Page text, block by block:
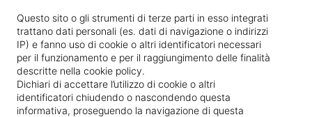
Specializzata inMassaggi del
benessere
Vedi le informazioni di irene
Questo sito o gli strumenti di terze parti in esso integrati
trattano dati personali (es. dati di navigazione o indirizzi
IP) e fanno uso di cookie o altri identificatori necessari
per il funzionamento e per il raggiungimento delle finalità
descritte nella cookie policy.
Dichiari di accettare l’utilizzo di cookie o altri
identificatori chiudendo o nascondendo questa
informativa, proseguendo la navigazione di questa